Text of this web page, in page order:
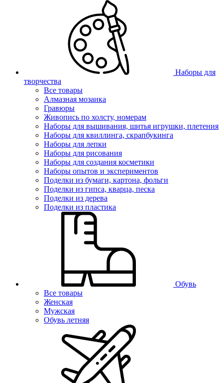
Наборы для
творчества
Все товары
Алмазная мозаика
Гравюры
Живопись по холсту, номерам
Наборы для вышивания, шитья игрушки, плетения
Наборы для квиллинга, скрапбукинга
Наборы для лепки
Наборы для рисования
Наборы для создания косметики
Наборы опытов и экспериментов
Поделки из бумаги, картона, фольги
Поделки из гипса, кварца, песка
Поделки из дерева
Поделки из пластика
Обувь
Все товары
Женская
Мужская
Обувь летняя